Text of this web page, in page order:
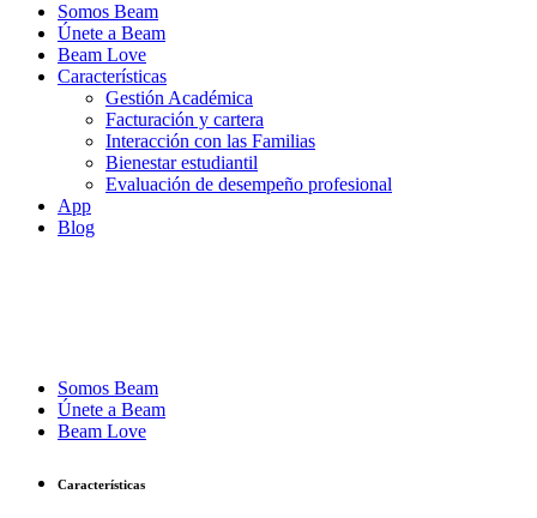
Somos Beam
Únete a Beam
Beam Love
Características
Gestión Académica
Facturación y cartera
Interacción con las Familias
Bienestar estudiantil
Evaluación de desempeño profesional
App
Blog
Somos Beam
Únete a Beam
Beam Love
Características